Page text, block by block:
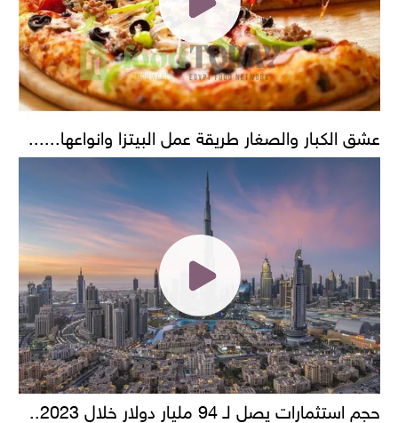
عشق الكبار والصغار طريقة عمل البيتزا وانواعها......